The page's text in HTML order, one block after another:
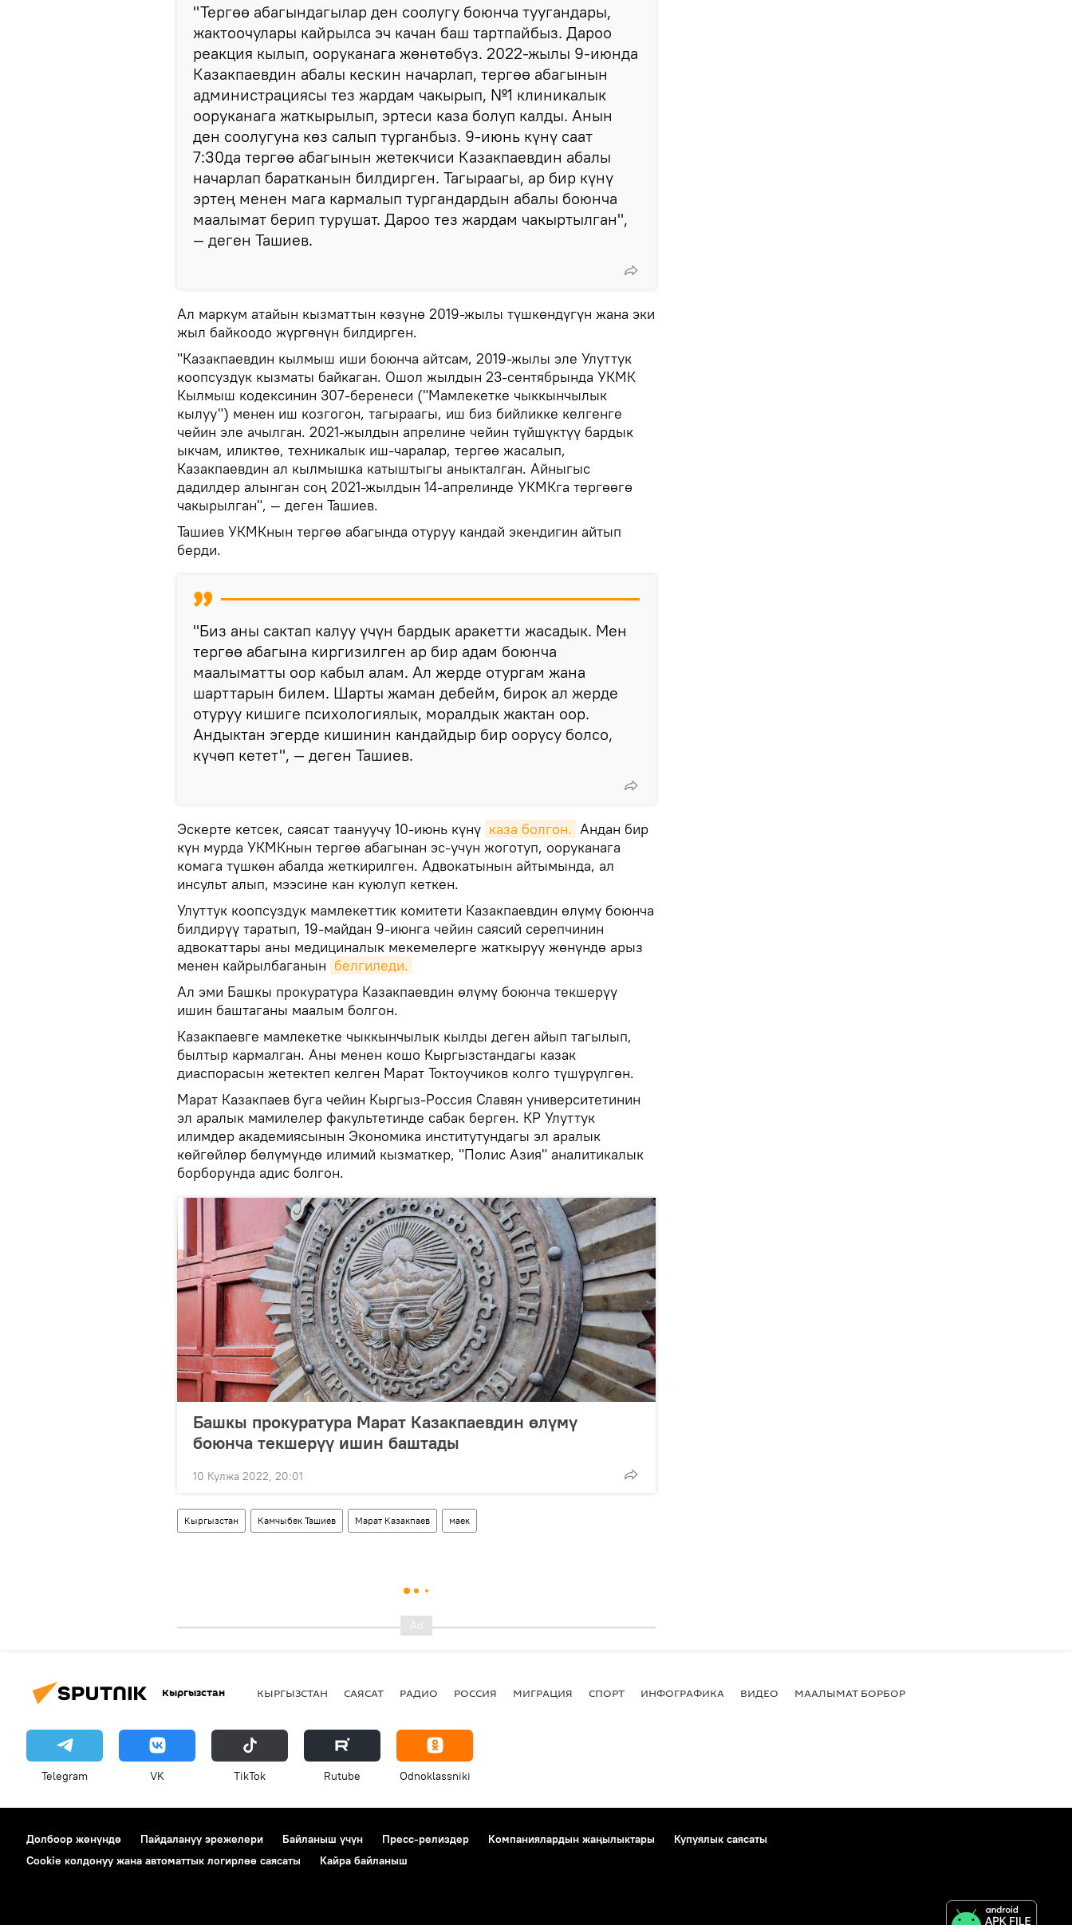
"Тергөө абагындагылар ден соолугу боюнча туугандары,
жактоочулары кайрылса эч качан баш тартпайбыз. Дароо
реакция кылып, ооруканага жөнөтөбүз. 2022-жылы 9-июнда
Казакпаевдин абалы кескин начарлап, тергөө абагынын
администрациясы тез жардам чакырып, №1 клиникалык
ооруканага жаткырылып, эртеси каза болуп калды. Анын
ден соолугуна көз салып турганбыз. 9-июнь күнү саат
7:30да тергөө абагынын жетекчиси Казакпаевдин абалы
начарлап баратканын билдирген. Тагыраагы, ар бир күнү
эртең менен мага кармалып тургандардын абалы боюнча
маалымат берип турушат. Дароо тез жардам чакыртылган",
— деген Ташиев.
Ал маркум атайын кызматтын көзүнө 2019-жылы түшкөндүгүн жана эки
жыл байкоодо жүргөнүн билдирген.
"Казакпаевдин кылмыш иши боюнча айтсам, 2019-жылы эле Улуттук
коопсуздук кызматы байкаган. Ошол жылдын 23-сентябрында УКМК
Кылмыш кодексинин 307-беренеси ("Мамлекетке чыккынчылык
кылуу") менен иш козгогон, тагыраагы, иш биз бийликке келгенге
чейин эле ачылган. 2021-жылдын апрелине чейин түйшүктүү бардык
ыкчам, иликтөө, техникалык иш-чаралар, тергөө жасалып,
Казакпаевдин ал кылмышка катыштыгы аныкталган. Айныгыс
дадилдер алынган соң 2021-жылдын 14-апрелинде УКМКга тергөөгө
чакырылган", — деген Ташиев.
Ташиев УКМКнын тергөө абагында отуруу кандай экендигин айтып
берди.
"Биз аны сактап калуу үчүн бардык аракетти жасадык. Мен
тергөө абагына киргизилген ар бир адам боюнча
маалыматты оор кабыл алам. Ал жерде отургам жана
шарттарын билем. Шарты жаман дебейм, бирок ал жерде
отуруу кишиге психологиялык, моралдык жактан оор.
Андыктан эгерде кишинин кандайдыр бир оорусу болсо,
күчөп кетет", — деген Ташиев.
Эскерте кетсек, саясат таануучу 10-июнь күнү каза болгон. Андан бир
күн мурда УКМКнын тергөө абагынан эс-учун жоготуп, ооруканага
комага түшкөн абалда жеткирилген. Адвокатынын айтымында, ал
инсульт алып, мээсине кан куюлуп кеткен.
Улуттук коопсуздук мамлекеттик комитети Казакпаевдин өлүмү боюнча
билдирүү таратып, 19-майдан 9-июнга чейин саясий серепчинин
адвокаттары аны медициналык мекемелерге жаткыруу жөнүндө арыз
менен кайрылбаганын белгиледи.
Ал эми Башкы прокуратура Казакпаевдин өлүмү боюнча текшерүү
ишин баштаганы маалым болгон.
Казакпаевге мамлекетке чыккынчылык кылды деген айып тагылып,
былтыр кармалган. Аны менен кошо Кыргызстандагы казак
диаспорасын жетектеп келген Марат Токтоучиков колго түшүрүлгөн.
Марат Казакпаев буга чейин Кыргыз-Россия Славян университетинин
эл аралык мамилелер факультетинде сабак берген. КР Улуттук
илимдер академиясынын Экономика институтундагы эл аралык
көйгөйлөр бөлүмүндө илимий кызматкер, "Полис Азия" аналитикалык
борборунда адис болгон.
Башкы прокуратура Марат Казакпаевдин өлүмү
боюнча текшерүү ишин баштады
10 Кулжа 2022, 20:01
Кыргызстан Камчыбек Ташиев Марат Казакпаев маек
Кыргызстан КЫРГЫЗСТАН САЯСАТ РАДИО РОССИЯ МИГРАЦИЯ СПОРТ ИНФОГРАФИКА ВИДЕО МААЛЫМАТ БОРБОР
Telegram VK ТikТоk Rutube Odnoklassniki
Долбоор жөнүндө Пайдалануу эрежелери Байланыш үчүн Пресс-релиздер Компаниялардын жаңылыктары
Купуялык саясаты
Cookie колдонуу жана автоматтык логирлөө саясаты
Кайра байланыш